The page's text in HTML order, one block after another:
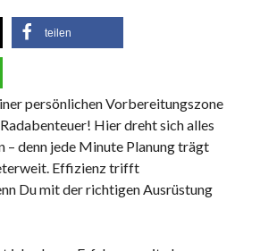
teilen
persönlichen Vorbereitungszone
Hier dreht sich alles
– denn jede Minute Planung trägt
Effizienz trifft
Du mit der richtigen Ausrüstung